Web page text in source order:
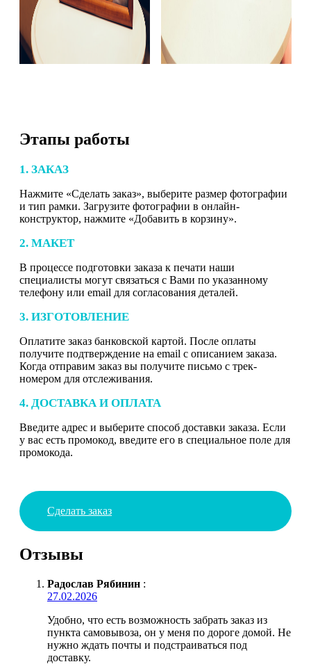
Этапы работы
1. ЗАКАЗ
Нажмите «Сделать заказ», выберите размер фотографии
и тип рамки. Загрузите фотографии в онлайн-
конструктор, нажмите «Добавить в корзину».
2. МАКЕТ
В процессе подготовки заказа к печати наши
специалисты могут связаться с Вами по указанному
телефону или email для согласования деталей.
3. ИЗГОТОВЛЕНИЕ
Оплатите заказ банковской картой. После оплаты
получите подтверждение на email с описанием заказа.
Когда отправим заказ вы получите письмо с трек-
номером для отслеживания.
4. ДОСТАВКА И ОПЛАТА
Введите адрес и выберите способ доставки заказа. Если
у вас есть промокод, введите его в специальное поле для
промокода.
Сделать заказ
Отзывы
Радослав Рябинин :
27.02.2026
Удобно, что есть возможность забрать заказ из
пункта самовывоза, он у меня по дороге домой. Не
нужно ждать почты и подстраиваться под
доставку.